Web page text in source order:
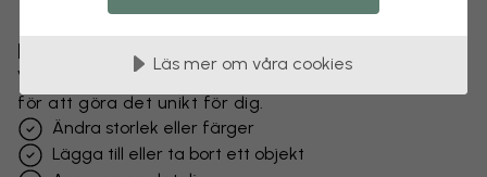
Förändra din tapet
Vårt designteam kan justera vilket motiv som helst
för att göra det unikt för dig.
Ändra storlek eller färger
Lägga till eller ta bort ett objekt
Läs mer om våra cookies